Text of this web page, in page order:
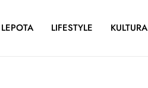
LEPOTA LIFESTYLE KULTURA